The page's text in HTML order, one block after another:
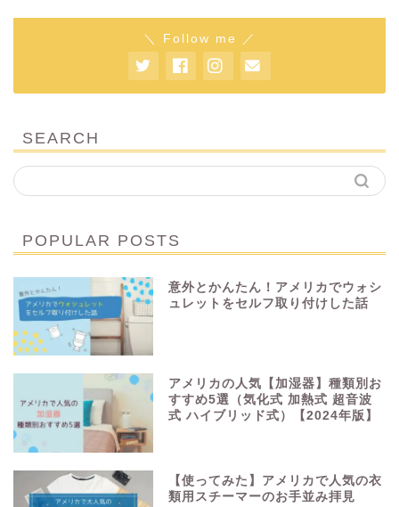
＼ Follow me ／
SEARCH
POPULAR POSTS
意外とかんたん！アメリカでウォシ
ュレットをセルフ取り付けした話
アメリカの人気【加湿器】種類別お
すすめ5選（気化式 加熱式 超音波
式 ハイブリッド式）【2024年版】
【使ってみた】アメリカで人気の衣
類用スチーマーのお手並み拝見